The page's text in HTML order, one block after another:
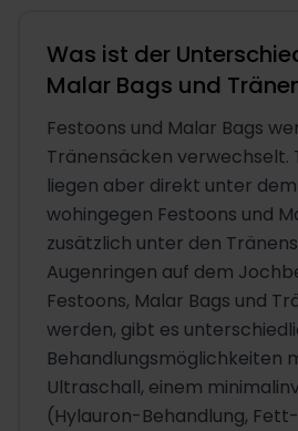
Was ist der
Malar Bags und
Festoons und Malar Bags
Tränensäcken verwechselt.
liegen aber direkt unter dem
wohingegen Festoons und
zusätzlich unter den
Augenringen auf dem
Festoons, Malar Bags und
werden, gibt es
Behandlungsmöglichkeiten
Ultraschall, einem
(Hylauron-Behandlung,